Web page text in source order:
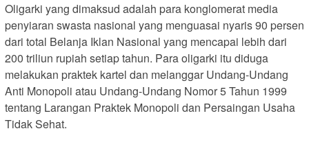
Oligarki yang dimaksud adalah para konglomerat media
penyiaran swasta nasional yang menguasai nyaris 90 persen
dari total Belanja Iklan Nasional yang mencapai lebih dari
200 triliun rupiah setiap tahun. Para oligarki itu diduga
melakukan praktek kartel dan melanggar Undang-Undang
Anti Monopoli atau Undang-Undang Nomor 5 Tahun 1999
tentang Larangan Praktek Monopoli dan Persaingan Usaha
Tidak Sehat.